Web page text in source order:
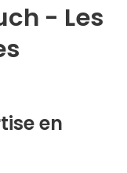
- Les
en